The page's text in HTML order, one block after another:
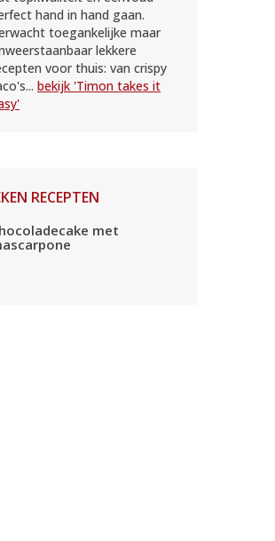
hand in hand gaan.
toegankelijke maar
lekkere
voor thuis: van crispy
bekijk 'Timon takes it
RECEPTEN
met